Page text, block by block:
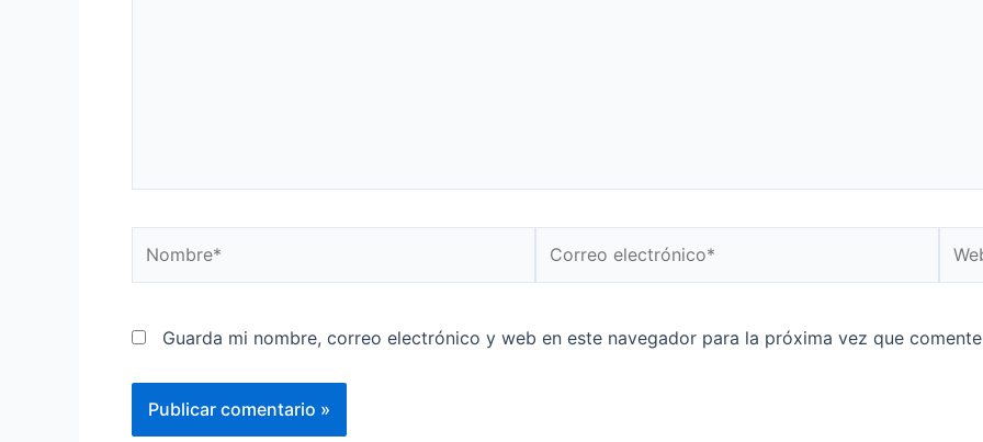
Guarda mi nombre, correo electrónico y web en este navegador para la próxima vez que